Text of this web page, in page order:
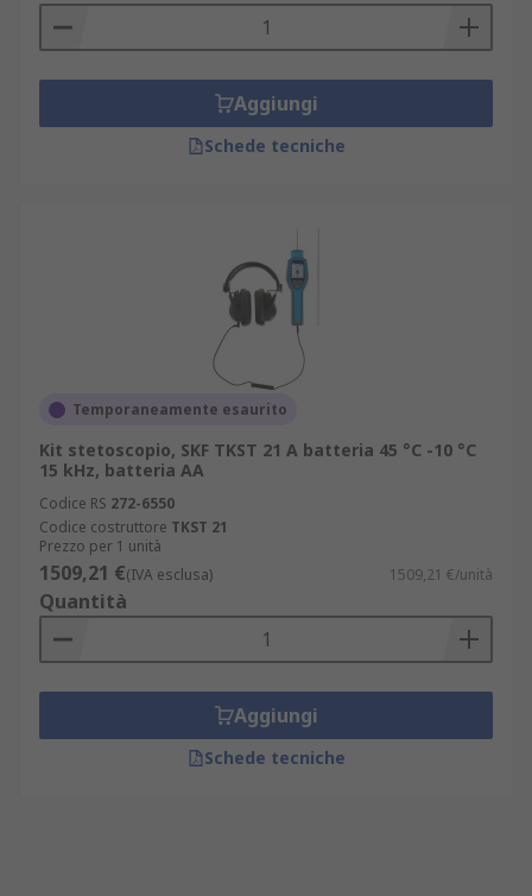
Aggiungi
Schede tecniche
Temporaneamente esaurito
Kit stetoscopio, SKF TKST 21 A batteria 45 °C -10 °C
15 kHz, batteria AA
Codice RS 272-6550
Codice costruttore TKST 21
Prezzo per 1 unità
1509,21 €(IVA esclusa) 1509,21 €/unità
Quantità
Aggiungi
Schede tecniche